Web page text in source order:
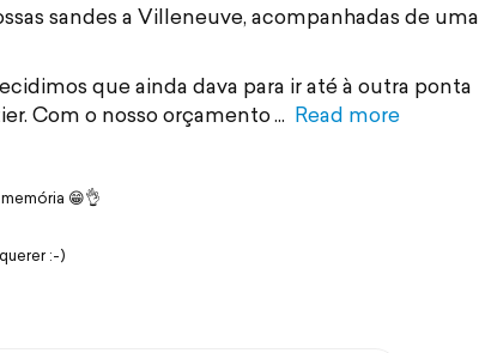
sandes a Villeneuve, acompanhadas de uma
que ainda dava para ir até à outra ponta
Com o nosso orçamento
Read more
😁👌
:-)